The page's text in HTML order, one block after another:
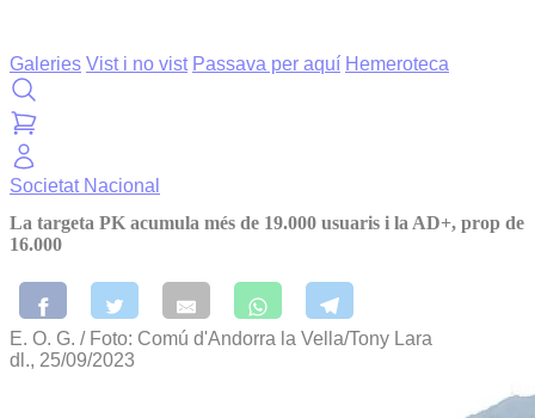
Galeries Vist i no vist Passava per aquí Hemeroteca
Societat Nacional
La targeta PK acumula més de 19.000 usuaris i la AD+, prop de
16.000
E. O. G. / Foto: Comú d'Andorra la Vella/Tony Lara
dl., 25/09/2023